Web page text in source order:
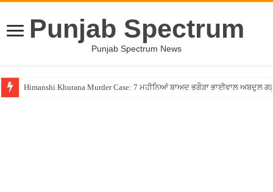
Punjab Spectrum
Punjab Spectrum News
Himanshi Khurana Murder Case: 7 ਮਹੀਨਿਆਂ ਬਾਅਦ ਭਗੌੜਾ ਭਾਈਵਾਲ ਅਬਦੁਲ
PM ਮੋਦੀ ਨੇ ਸੁਖਬੀਰ ਬਾਦਲ ਨੂੰ ਪਾਈ ਜੱਫੀ, ਕਿਹਾ- ਹੁਣ ਇਹ ਜੱਫੀ ਨਹੀਂ ਛੁਟੇਗੀ, SAD-BJP